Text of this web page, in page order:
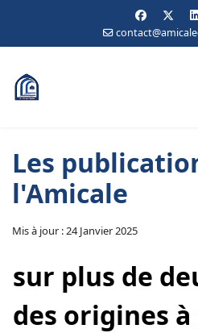
Les
l'Amicale
Mis à jour : 24 Janvier 2025
sur plus de
des origines